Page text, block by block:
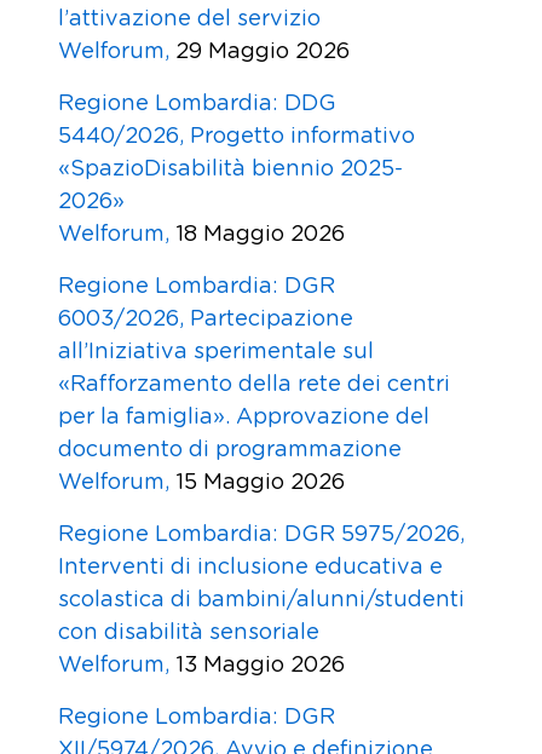
l’attivazione del servizio
Welforum, 29 Maggio 2026
Regione Lombardia: DDG
5440/2026, Progetto informativo
«SpazioDisabilità biennio 2025-
2026»
Welforum, 18 Maggio 2026
Regione Lombardia: DGR
6003/2026, Partecipazione
all’Iniziativa sperimentale sul
«Rafforzamento della rete dei centri
per la famiglia». Approvazione del
documento di programmazione
Welforum, 15 Maggio 2026
Regione Lombardia: DGR 5975/2026,
Interventi di inclusione educativa e
scolastica di bambini/alunni/studenti
con disabilità sensoriale
Welforum, 13 Maggio 2026
Regione Lombardia: DGR